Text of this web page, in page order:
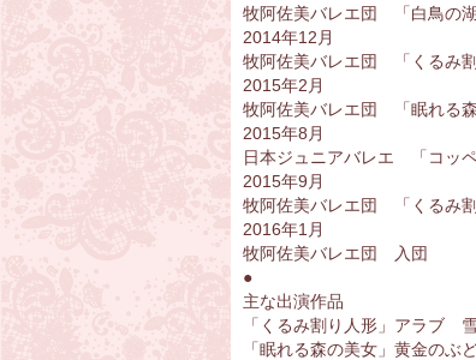
牧阿佐美バレエ団 「白鳥の
2014年12月
牧阿佐美バレエ団 「くるみ
2015年2月
牧阿佐美バレエ団 「眠れる
2015年8月
日本ジュニアバレエ 「コッ
2015年9月
牧阿佐美バレエ団 「くるみ
2016年1月
牧阿佐美バレエ団 入団
●
主な出演作品
「くるみ割り人形」アラブ
「眠れる森の美女」黄金の